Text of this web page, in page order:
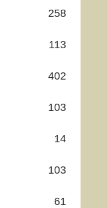
258
113
402
103
14
103
61